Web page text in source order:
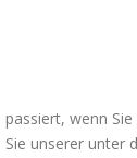
wenn
unserer